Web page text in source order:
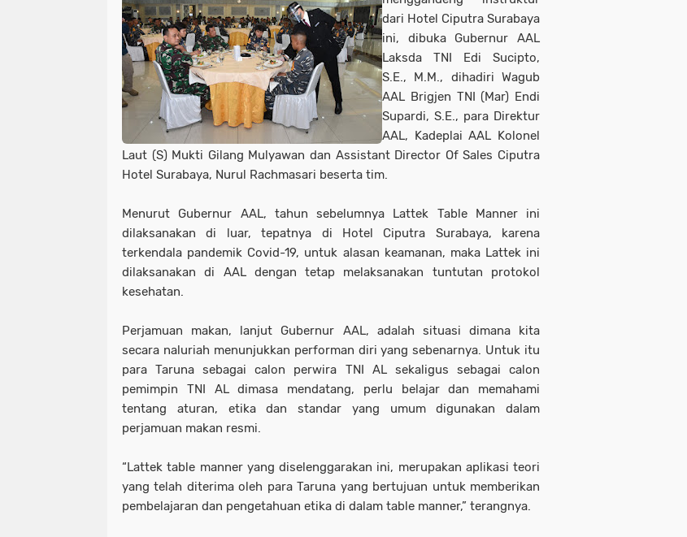
dari Hotel Ciputra Surabaya
ini, dibuka Gubernur AAL
Laksda TNI Edi Sucipto,
S.E., M.M., dihadiri Wagub
AAL Brigjen TNI (Mar) Endi
Supardi, S.E., para Direktur
AAL, Kadeplai AAL Kolonel
Laut (S) Mukti Gilang Mulyawan dan Assistant Director Of Sales Ciputra
Hotel Surabaya, Nurul Rachmasari beserta tim.
Menurut Gubernur AAL, tahun sebelumnya Lattek Table Manner ini
dilaksanakan di luar, tepatnya di Hotel Ciputra Surabaya, karena
terkendala pandemik Covid-19, untuk alasan keamanan, maka Lattek ini
dilaksanakan di AAL dengan tetap melaksanakan tuntutan protokol
kesehatan.
Perjamuan makan, lanjut Gubernur AAL, adalah situasi dimana kita
secara naluriah menunjukkan performan diri yang sebenarnya. Untuk itu
para Taruna sebagai calon perwira TNI AL sekaligus sebagai calon
pemimpin TNI AL dimasa mendatang, perlu belajar dan memahami
tentang aturan, etika dan standar yang umum digunakan dalam
perjamuan makan resmi.
“Lattek table manner yang diselenggarakan ini, merupakan aplikasi teori
yang telah diterima oleh para Taruna yang bertujuan untuk memberikan
pembelajaran dan pengetahuan etika di dalam table manner,” terangnya.